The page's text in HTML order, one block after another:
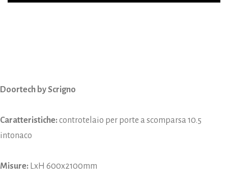
Doortech by Scrigno
Caratteristiche:controtelaio per porte a scomparsa 10.5
intonaco
Misure: LxH 600x2100mm